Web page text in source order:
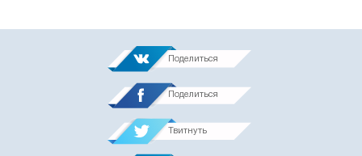
Поделиться
Поделиться
Твитнуть